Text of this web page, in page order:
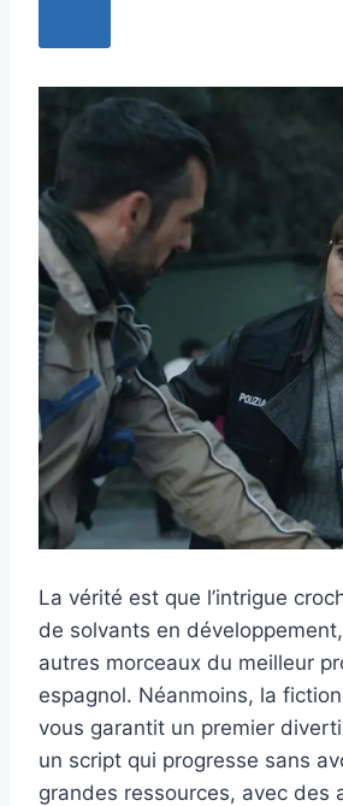
La vérité est que l’intrigue
de solvants en
autres morceaux du meilleur
espagnol. Néanmoins, la
vous garantit un premier
un script qui progresse sans
grandes ressources, avec des